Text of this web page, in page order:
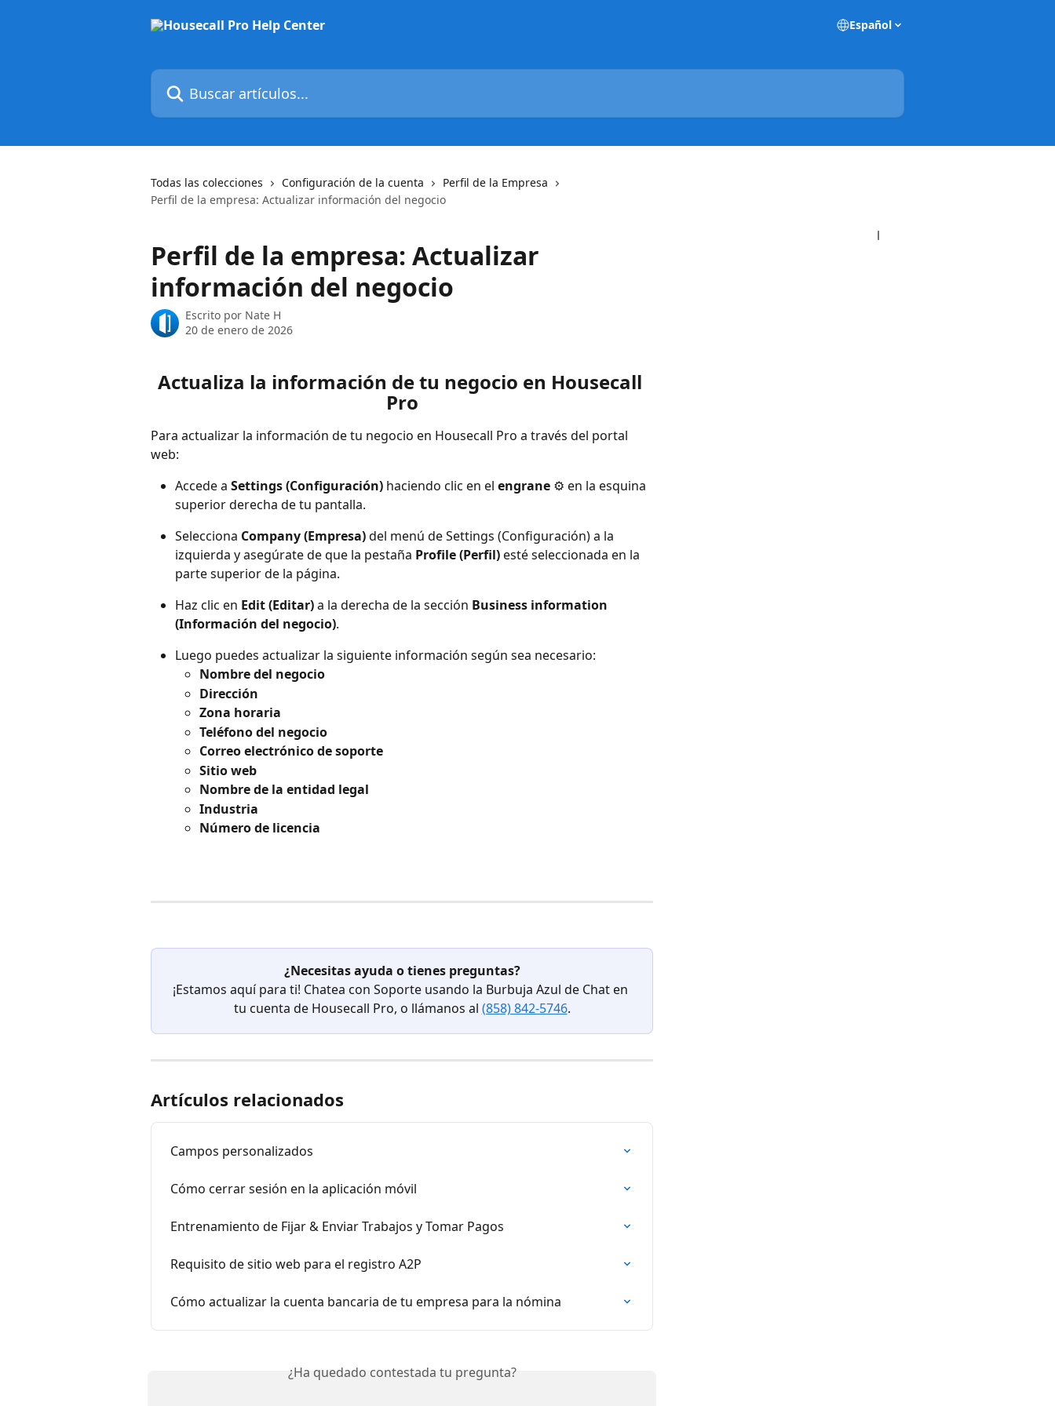
Español
Buscar artículos...
Todas las colecciones Configuración de la cuenta
Perfil de la Empresa
Perfil de la empresa: Actualizar información del negocio
Perfil de la empresa: Actualizar
información del negocio
Escrito por Nate H
20 de enero de 2026
Actualiza la información de tu negocio en Housecall
Pro
Para actualizar la información de tu negocio en Housecall Pro a través del portal
web:
Accede a Settings (Configuración) haciendo clic en el engrane ⚙️ en la esquina
superior derecha de tu pantalla.
Selecciona Company (Empresa) del menú de Settings (Configuración) a la
izquierda y asegúrate de que la pestaña Profile (Perfil) esté seleccionada en la
parte superior de la página.
Haz clic en Edit (Editar) a la derecha de la sección Business information
(Información del negocio).
Luego puedes actualizar la siguiente información según sea necesario:
Nombre del negocio
Dirección
Zona horaria
Teléfono del negocio
Correo electrónico de soporte
Sitio web
Nombre de la entidad legal
Industria
Número de licencia
¿Necesitas ayuda o tienes preguntas?
¡Estamos aquí para ti! Chatea con Soporte usando la Burbuja Azul de Chat en
tu cuenta de Housecall Pro, o llámanos al (858) 842-5746.
Artículos relacionados
Campos personalizados
Cómo cerrar sesión en la aplicación móvil
Entrenamiento de Fijar & Enviar Trabajos y Tomar Pagos
Requisito de sitio web para el registro A2P
Cómo actualizar la cuenta bancaria de tu empresa para la nómina
¿Ha quedado contestada tu pregunta?